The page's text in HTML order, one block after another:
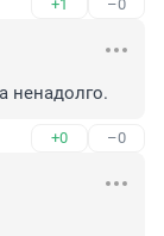
+1 –0
ненадолго.
+0 –0